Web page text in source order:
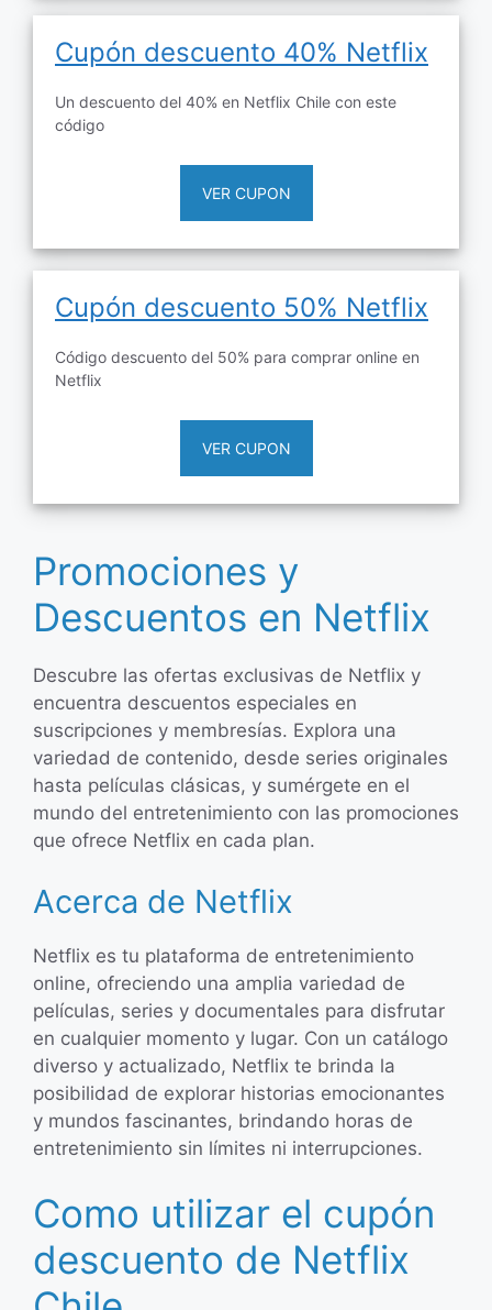
Cupón descuento 40% Netflix
Un descuento del 40% en Netflix Chile con este
código
VER CUPON
Cupón descuento 50% Netflix
Código descuento del 50% para comprar online en
Netflix
VER CUPON
Promociones y
Descuentos en Netflix
Descubre las ofertas exclusivas de Netflix y
encuentra descuentos especiales en
suscripciones y membresías. Explora una
variedad de contenido, desde series originales
hasta películas clásicas, y sumérgete en el
mundo del entretenimiento con las promociones
que ofrece Netflix en cada plan.
Acerca de Netflix
Netflix es tu plataforma de entretenimiento
online, ofreciendo una amplia variedad de
películas, series y documentales para disfrutar
en cualquier momento y lugar. Con un catálogo
diverso y actualizado, Netflix te brinda la
posibilidad de explorar historias emocionantes
y mundos fascinantes, brindando horas de
entretenimiento sin límites ni interrupciones.
Como utilizar el cupón
descuento de Netflix